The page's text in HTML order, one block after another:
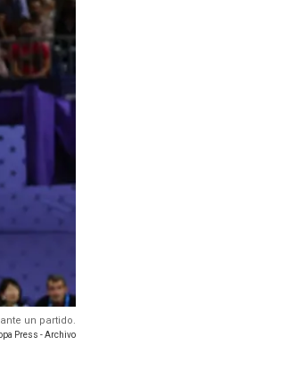
un partido.
Press - Archivo